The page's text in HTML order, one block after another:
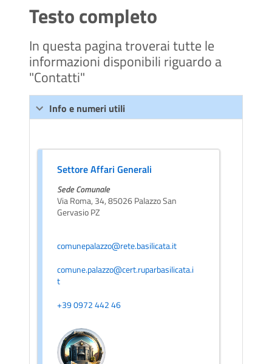
Testo completo
In questa pagina troverai tutte le
informazioni disponibili riguardo a
"Contatti"
Info e numeri utili
Settore Affari Generali
Sede Comunale
Via Roma, 34, 85026 Palazzo San
Gervasio PZ
comunepalazzo@rete.basilicata.it
comune.palazzo@cert.ruparbasilicata.i
t
+39 0972 442 46